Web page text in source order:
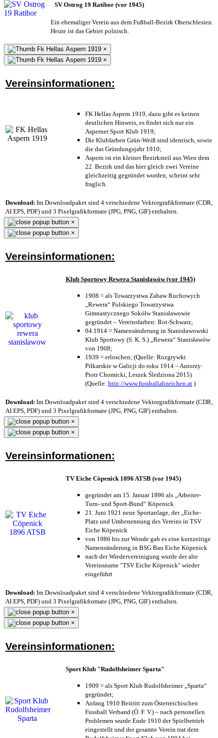
SV Ostrog 19 Ratibor (vor 1945)
Ein ehemaliger Verein aus dem Fußball-Bezirk Oberschlesien.
Heute ist das Gebiet polnisch.
×
×
Vereinsinformationen:
FK Hellas Aspern 1919, dazu gibt es keinen
deutlichen Hinweis, es findet sich nur ein
Asperner Sport Klub 1919;
Die Klubfarben Grün-Weiß sind identisch, sowie
die das Gründungsjahr 1910;
Aspern ist ein kleiner Bezirksteil aus Wien dem
22. Bezirk und das hier gleich zwei Vereine
gleichzeitig gegründet wurden, scheint sehr
fraglich.
Download: Im Downloadpaket sind 4 verschiedene Vektorgrafikformate (CDR,
AI EPS, PDF) und 3 Pixelgrafikformate (JPG, PNG, GIF) enthalten.
×
×
Vereinsinformationen:
Klub Sportowy Rewera Stanisławów (vor 1945)
1908 = als Towarzystwa Zabaw Ruchowych
„Rewera“ Polskiego Towarzystwa
Gimnastycznego Sokółw Stanisławowie
gegründet – Vereinsfarben: Rot-Schwarz;
04.1914 = Namensänderung in Stanisławowski
Klub Sportowy (S. K. S.) „Rewera“ Stanisławów
von 1908;
1939 = erloschen; (Quelle: Rozgrywki
Piłkarskie w Galicji do roku 1914 – Autorzy:
Piotr Chomicki, Leszek Śledziona 2015)
(Quelle: http://www.fussballabzeichen.at )
Download: Im Downloadpaket sind 4 verschiedene Vektorgrafikformate (CDR,
AI EPS, PDF) und 3 Pixelgrafikformate (JPG, PNG, GIF) enthalten.
×
×
Vereinsinformationen:
TV Eiche Cöpenick 1896 ATSB (vor 1945)
gegründet am 15. Januar 1896 als „Arbeiter-
Turn- und Sport-Bund“ Köpenick
21. Juni 1921 neue Sportanlage, der „Eiche-
Platz und Umbenennung des Vereins in TSV
Eiche Köpenick
von 1986 bis zur Wende gab es eine kurzzeitige
Namensänderung in BSG Bau Eiche Köpenick
nach der Wiedervereinigung wurde der alte
Vereinsname "TSV Eiche Köpenick" wieder
eingeführt
Download: Im Downloadpaket sind 4 verschiedene Vektorgrafikformate (CDR,
AI EPS, PDF) und 3 Pixelgrafikformate (JPG, PNG, GIF) enthalten.
×
×
Vereinsinformationen:
Sport Klub "Rudolfsheimer Sparta"
1909 = als Sport Klub Rudolfsheimer „Sparta“
gegründet;
Anfang 1910 Beitritt zum Österreichischen
Fussball Verband (Ö. F. V.) – nach personellen
Problemen wurde Ende 1910 der Spielbetrieb
eingestellt und der gesamte Verein trat dem